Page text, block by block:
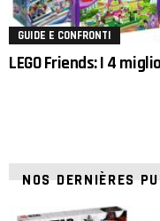
GUIDE E CONFRONTI
LEGO Friends: I 4
NOS DERNIÈRES